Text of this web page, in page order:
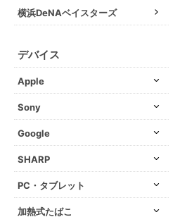
横浜DeNAベイスターズ
デバイス
Apple
Sony
Google
SHARP
PC・タブレット
加熱式たばこ